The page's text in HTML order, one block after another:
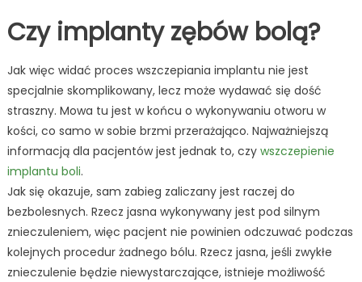
Czy implanty zębów bolą?
Jak więc widać proces wszczepiania implantu nie jest
specjalnie skomplikowany, lecz może wydawać się dość
straszny. Mowa tu jest w końcu o wykonywaniu otworu w
kości, co samo w sobie brzmi przerażająco. Najważniejszą
informacją dla pacjentów jest jednak to, czy wszczepienie
implantu boli.
Jak się okazuje, sam zabieg zaliczany jest raczej do
bezbolesnych. Rzecz jasna wykonywany jest pod silnym
znieczuleniem, więc pacjent nie powinien odczuwać podczas
kolejnych procedur żadnego bólu. Rzecz jasna, jeśli zwykłe
znieczulenie będzie niewystarczające, istnieje możliwość